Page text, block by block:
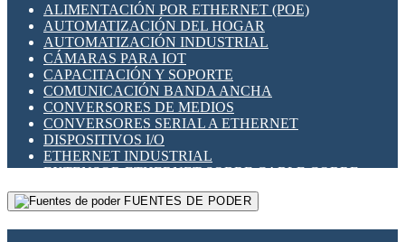
SENSORES INDUCTIVOS
TEMPORIZADORES
VARIACS
VARIADORES DE FRECUENCIA [VDF]
SECCIONADORES - INTERRUPTORES
MAQUINARIA
HERRAMIENTAS VARIAS
ILUMINACIÓN LED
INTERRUPTORES REED
INTERFACES DE RELÉ
OTROS RELÉS
PROTECCIÓN TÉRMICA
RELÉS AUTOMOTRICES
RELÉS DE SEÑAL
RELÉS DE ESTADO SÓLIDO SSR
RELÉS INDUSTRIALES
RELÉS MINIATURA DE POTENCIA
SENSORES MAGNÉTICOS
ALIMENTACIÓN POR ETHERNET (POE)
AUTOMATIZACIÓN DEL HOGAR
AUTOMATIZACIÓN INDUSTRIAL
CÁMARAS PARA IOT
CAPACITACIÓN Y SOPORTE
COMUNICACIÓN BANDA ANCHA
CONVERSORES DE MEDIOS
CONVERSORES SERIAL A ETHERNET
DISPOSITIVOS I/O
ETHERNET INDUSTRIAL
EXTENSOR ETHERNET SOBRE CABLE COBRE
GATEWAY LORAWAN
GESTIÓN DE REDESFUENTES DE PODER